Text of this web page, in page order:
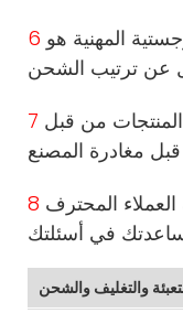
المهنية هو
من قبل
المحترف
والتغليف والشحن